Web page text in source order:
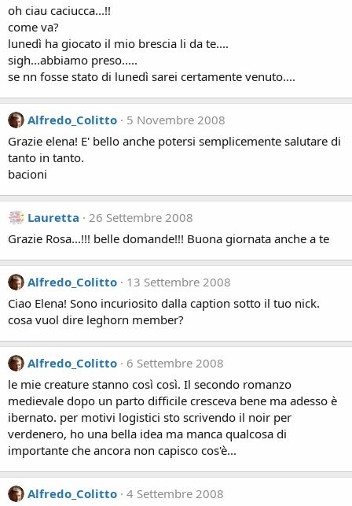
oh ciau caciucca...!!
come va?
lunedì ha giocato il mio brescia li da te....
sigh...abbiamo preso.....
se nn fosse stato di lunedì sarei certamente venuto....
Alfredo_Colitto
5 Novembre 2008
Grazie elena! E' bello anche potersi semplicemente salutare di
tanto in tanto.
bacioni
Lauretta
26 Settembre 2008
Grazie Rosa...!!! belle domande!!! Buona giornata anche a te
Alfredo_Colitto
13 Settembre 2008
Ciao Elena! Sono incuriosito dalla caption sotto il tuo nick.
cosa vuol dire leghorn member?
Alfredo_Colitto
6 Settembre 2008
le mie creature stanno così così. Il secondo romanzo
medievale dopo un parto difficile cresceva bene ma adesso è
ibernato. per motivi logistici sto scrivendo il noir per
verdenero, ho una bella idea ma manca qualcosa di
importante che ancora non capisco cos'è...
Alfredo_Colitto 4 Settembre 2008